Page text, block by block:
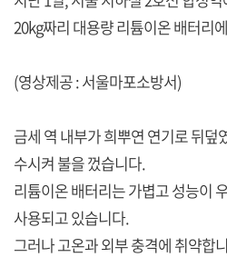
20kg짜리 대용량 리튬이온 배터리
(영상제공 : 서울마포소방서)
금세 역 내부가 희뿌연 연기로 뒤덮
수시켜 불을 껐습니다.
리튬이온 배터리는 가볍고 성능이
사용되고 있습니다.
그러나 고온과 외부 충격에 취약합